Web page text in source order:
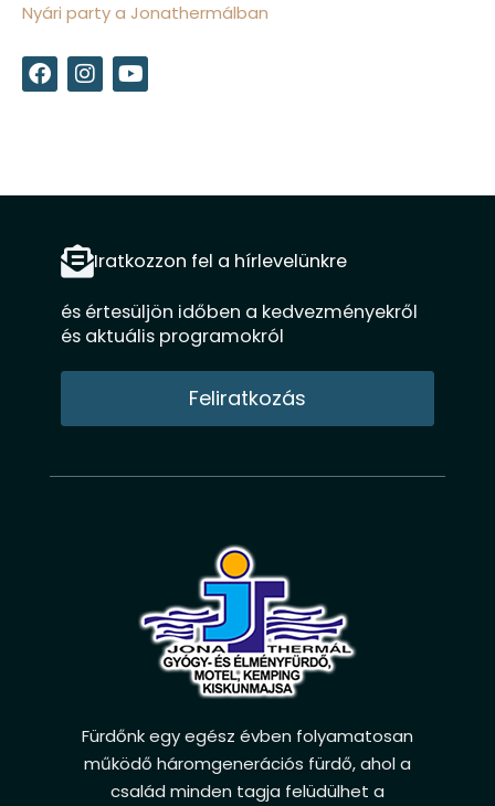
Nyári party a Jonathermálban
F
a
o
I
n
r
m
Y
o
e
Iratkozzon fel a hírlevelünkre
és értesüljön időben a kedvezményekről
és aktuális programokról
Feliratkozás
Fürdőnk egy egész évben folyamatosan
működő háromgenerációs fürdő, ahol a
család minden tagja felüdülhet a